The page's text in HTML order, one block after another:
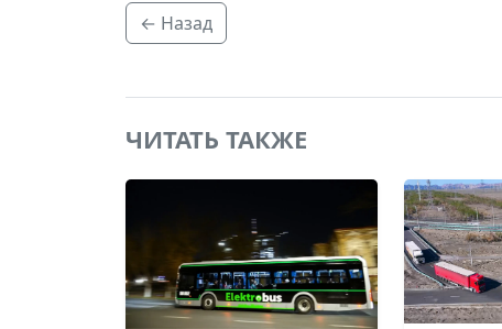
← Назад
ЧИТАТЬ ТАКЖЕ